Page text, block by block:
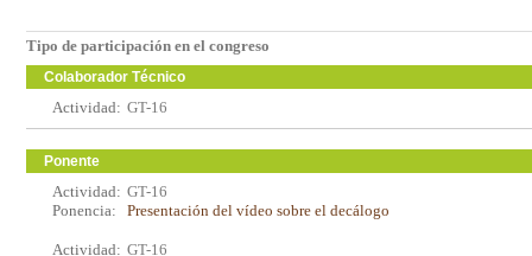
Tipo de participación en el congreso
Colaborador Técnico
Actividad: GT-16
Ponente
Actividad: GT-16
Ponencia:
Presentación del vídeo sobre el decálogo
Actividad: GT-16